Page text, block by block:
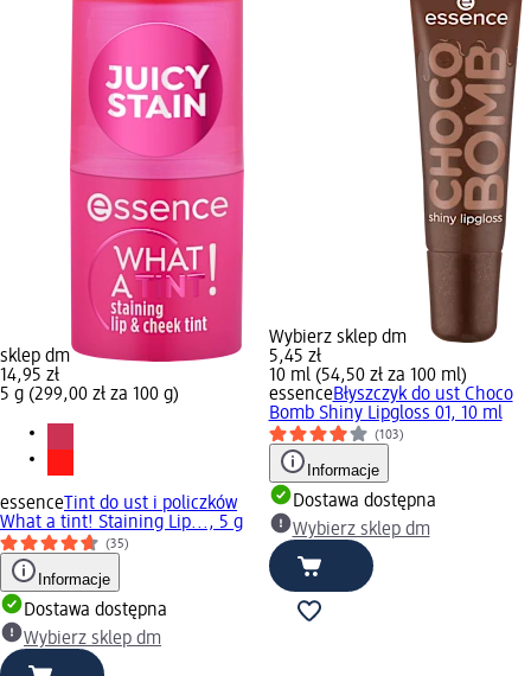
sklep dm
14,95 zł
5 g (299,00 zł za 100 g)
essenceTint do ust i policzków
What a tint! Staining Lip..., 5 g
(35)
Informacje
Dostawa dostępna
Wybierz sklep dm
Wybierz sklep dm
5,45 zł
10 ml (54,50 zł za 100 ml)
essenceBłyszczyk do ust Choco
Bomb Shiny Lipgloss 01, 10 ml
(103)
Informacje
Dostawa dostępna
Wybierz sklep dm